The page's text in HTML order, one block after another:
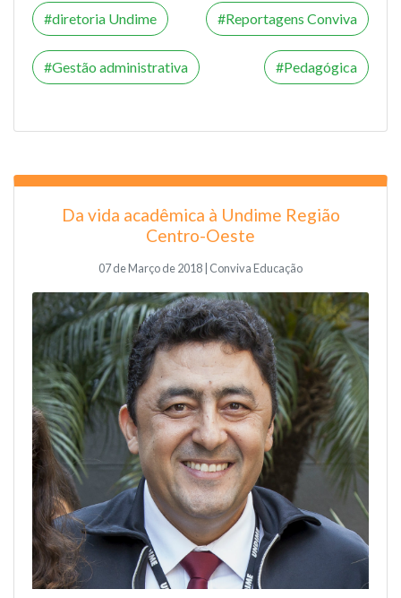
diretoria Undime Reportagens Conviva
Gestão administrativa Pedagógica
Da vida acadêmica à Undime Região
Centro-Oeste
07 de Março de 2018 | Conviva Educação